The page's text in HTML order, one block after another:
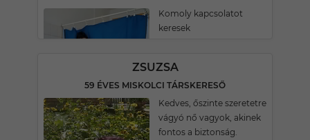
Komoly kapcsolatot
keresek
ZSUZSA
59 ÉVES MISKOLCI TÁRSKERESŐ
Kedves, őszinte szeretetre
vágyó nő vagyok, akinek
fontos a biztonság.